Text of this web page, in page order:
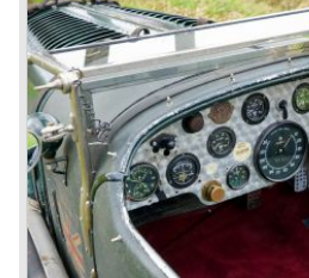
8-litre
In 1931 the most impressive
light of day; the 8-Litre. This car
‘super car’. Only 100 of these big
4- Litre
Also in 1931 a down scaled 8-Litre
Litre. The car was designed to
the cumbersome financial situation
Wall Street crash affecting the
featured the chassis,